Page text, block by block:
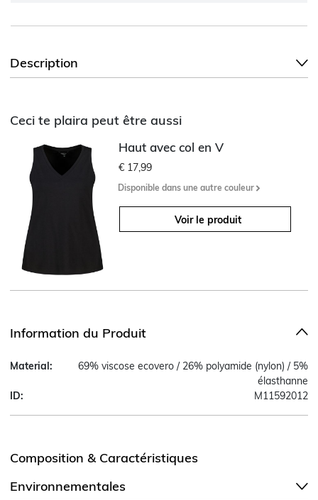
Description
Ceci te plaira peut être aussi
Haut avec col en V
€ 17,99
Disponible dans une autre couleur
Voir le produit
Information du Produit
Material:
69% viscose ecovero / 26% polyamide (nylon) / 5%
élasthanne
ID:
M11592012
Composition & Caractéristiques
Environnementales